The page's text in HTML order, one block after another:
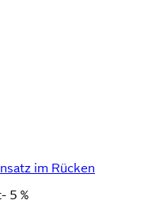
im Rücken
- 5 %